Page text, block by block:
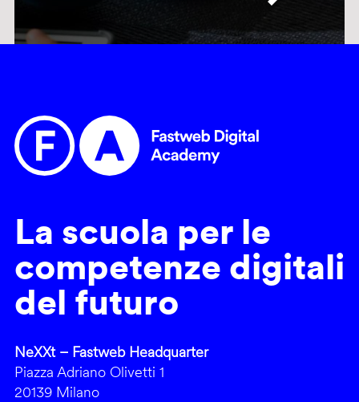
La scuola per le
competenze digitali
del futuro
NeXXt – Fastweb Headquarter
Piazza Adriano Olivetti 1
20139 Milano